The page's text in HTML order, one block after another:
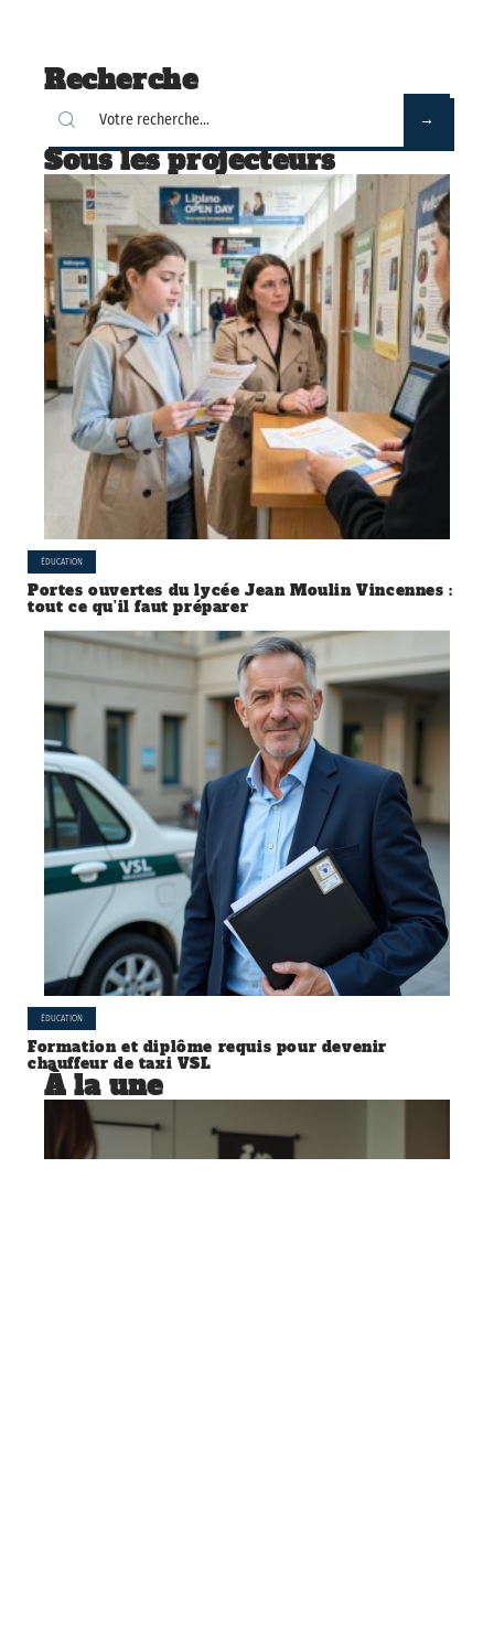
Recherche
Sous les projecteurs
ÉDUCATION
Portes ouvertes du lycée Jean Moulin Vincennes :
tout ce qu’il faut préparer
ÉDUCATION
Formation et diplôme requis pour devenir
chauffeur de taxi VSL
À la une